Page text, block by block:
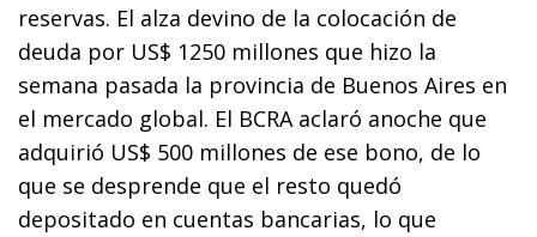
reservas. El alza devino de la colocación de
deuda por US$ 1250 millones que hizo la
semana pasada la provincia de Buenos Aires en
el mercado global. El BCRA aclaró anoche que
adquirió US$ 500 millones de ese bono, de lo
que se desprende que el resto quedó
depositado en cuentas bancarias, lo que